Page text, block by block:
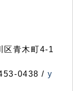
青木町4-1
0438 / y